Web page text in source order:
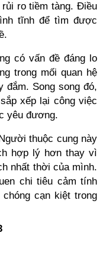
ro tiềm tàng. Điều
tĩnh để tìm được
có vấn đề đáng lo
trong mối quan hệ
đắm. Song song đó,
xếp lại công việc
yêu đương.
thuộc cung này
hợp lý hơn thay vì
nhất thời của mình.
chi tiêu cảm tính
cạn kiệt trong